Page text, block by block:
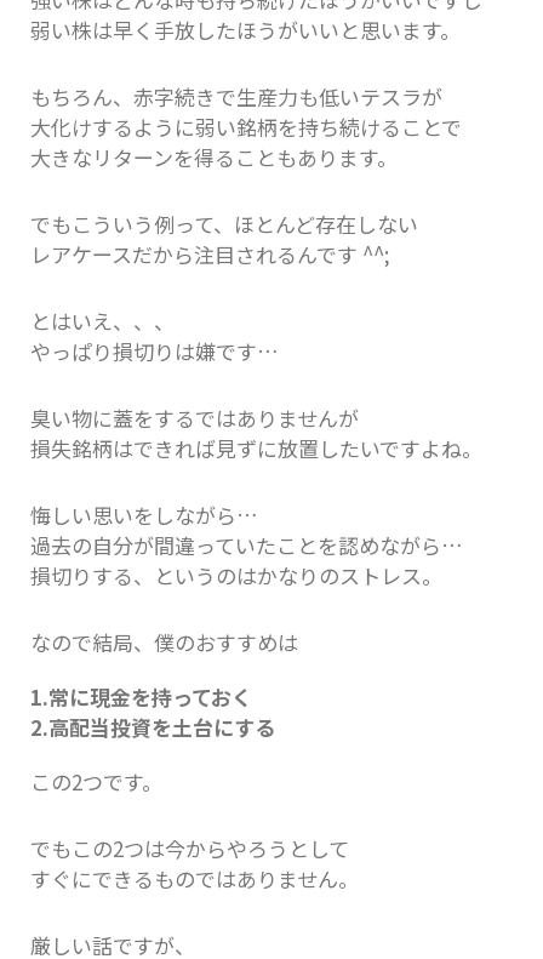
弱い株は早く手放したほうがいいと思います。
もちろん、赤字続きで生産力も低いテスラが
大化けするように弱い銘柄を持ち続けることで
大きなリターンを得ることもあります。
でもこういう例って、ほとんど存在しない
レアケースだから注目されるんです ^^;
とはいえ、、、
やっぱり損切りは嫌です…
臭い物に蓋をするではありませんが
損失銘柄はできれば見ずに放置したいですよね。
悔しい思いをしながら…
過去の自分が間違っていたことを認めながら…
損切りする、というのはかなりのストレス。
なので結局、僕のおすすめは
1.常に現金を持っておく
2.高配当投資を土台にする
この2つです。
でもこの2つは今からやろうとして
すぐにできるものではありません。
厳しい話ですが、